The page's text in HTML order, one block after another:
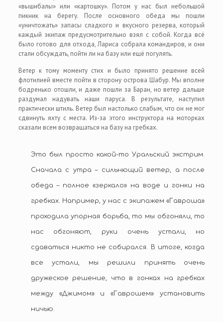
«вышибалы» или «картошку». Потом у нас был небольшой
пикник на берегу. После основного обеда мы пошли
«уничтожать» запасы сладкого и вкусного резерва, который
каждый экипаж предусмотрительно взял с собой. Когда всё
было готово для отхода, Лариса собрала командиров, и они
стали обсуждать, пойти ли на базу или ещё погулять.
Ветер к тому моменту стих и было принято решение всей
флотилией вместе пойти в сторону острова Шабур. Мы вполне
бодренько отошли, и даже пошли за Баран, но ветер дальше
раздумал надувать наши паруса. В результате, наступил
практически штиль. Ветер был настолько слабым, что он не мог
сдвинуть яхту с места. Из-за этого инструктора на моторках
сказали всем возвращаться на базу на гребках.
Это был просто какой-то Уральский экстрим.
Сначала с утра – сильнющий ветер, а после
обеда – полное «зеркало» на воде и гонки на
гребках. Например, у нас с экипажем «Гавроша»
проходила упорная борьба, то мы обгоняли, то
нас обгоняют, руки очень устали, но
сдаваться никто не собирался. В итоге, когда
все устали, мы решили принять очень
дружеское решение, что в гонках на гребках
между «Джимом» и «Гаврошем» установить
ничью.